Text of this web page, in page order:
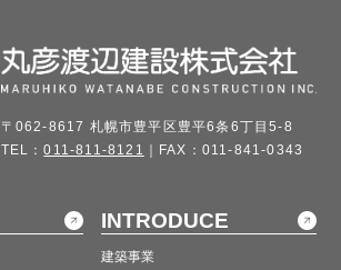
〒062-8617 札幌市豊平区豊平6条6丁目5-8
TEL：011-811-8121 ｜FAX：011-841-0343
INTRODUCE
建築事業